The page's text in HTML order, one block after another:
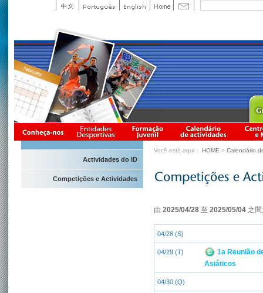
Actividades do ID
Competições e Actividades
Você está aqui： HOME > Calendário
由 2025/04/28 至 2025/05/04 之
04/28 (S)
04/29 (T)
1a Reunião
Asiáticos
04/30 (Q)